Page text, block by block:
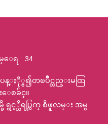
ေရ 34
ပန္ႏို္င္၍တၿပိဳင္တည္းမထြ
ေစခ်င္။
ရွင့္ယိရပ္ကြက္ စိဖူလမ္း အမွ